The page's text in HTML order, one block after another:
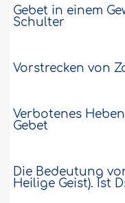
Gebet in einem
Schulter
Vorstrecken von
Verbotenes
Gebet
Die Bedeutung
Heilige Geist). Ist